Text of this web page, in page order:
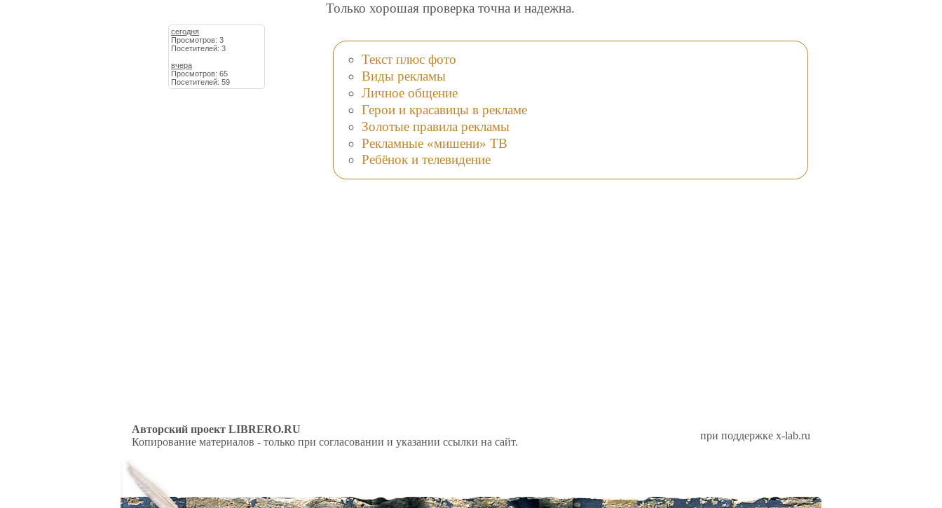
сегодня
Просмотров: 3
Посетителей: 3
вчера
Просмотров: 65
Посетителей: 59
Только хорошая проверка точна и надежна.
Текст плюс фото
Виды рекламы
Личное общение
Герои и красавицы в рекламе
Золотые правила рекламы
Рекламные «мишени» ТВ
Ребёнок и телевидение
Авторский проект LIBRERO.RU
Копирование материалов - только при согласовании и указании ссылки на сайт.
при поддержке x-lab.ru